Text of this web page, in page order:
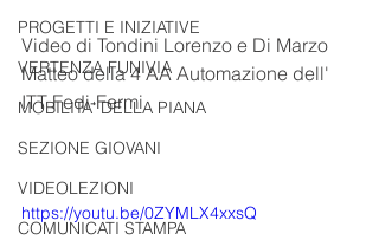
PROGETTI E INIZIATIVE
VERTENZA FUNIVIA
MOBILITA' DELLA PIANA
SEZIONE GIOVANI
VIDEOLEZIONI
COMUNICATI STAMPA
Video di Tondini Lorenzo e Di Marzo
Matteo della 4 AA Automazione dell'
ITT Fedi-Fermi
https://youtu.be/0ZYMLX4xxsQ